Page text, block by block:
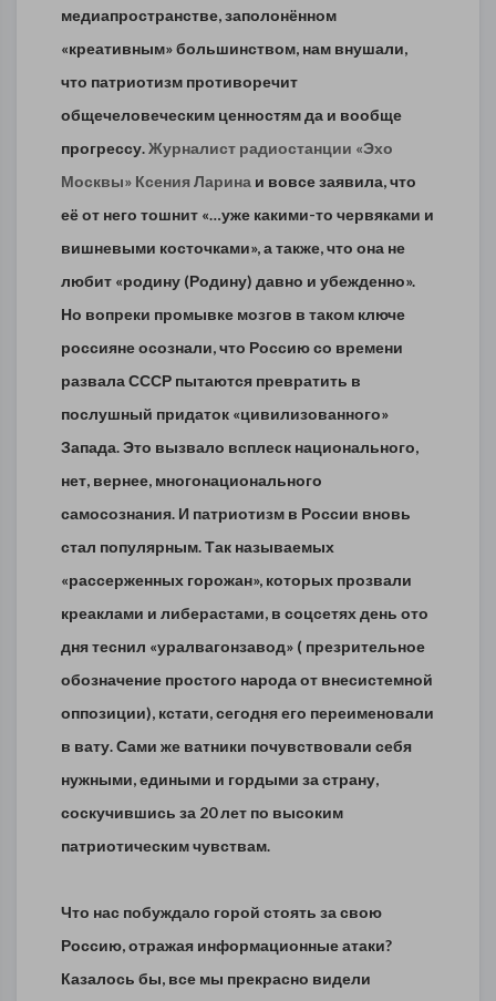
медиапространстве, заполонённом
«креативным» большинством, нам внушали,
что патриотизм противоречит
общечеловеческим ценностям да и вообще
прогрессу.Журналист радиостанции «Эхо
Москвы» Ксения Ларина и вовсе заявила, что
её от него тошнит «…уже какими-то червяками и
вишневыми косточками», а также, что она не
любит «родину (Родину) давно и убежденно».
Но вопреки промывке мозгов в таком ключе
россияне осознали, что Россию со времени
развала СССР пытаются превратить в
послушный придаток «цивилизованного»
Запада. Это вызвало всплеск национального,
нет, вернее, многонационального
самосознания. И патриотизм в России вновь
стал популярным. Так называемых
«рассерженных горожан», которых прозвали
креаклами и либерастами, в соцсетях день ото
дня теснил «уралвагонзавод» ( презрительное
обозначение простого народа от внесистемной
оппозиции), кстати, сегодня его переименовали
в вату. Сами же ватники почувствовали себя
нужными, едиными и гордыми за страну,
соскучившись за 20 лет по высоким
патриотическим чувствам.
Что нас побуждало горой стоять за свою
Россию, отражая информационные атаки?
Казалось бы, все мы прекрасно видели